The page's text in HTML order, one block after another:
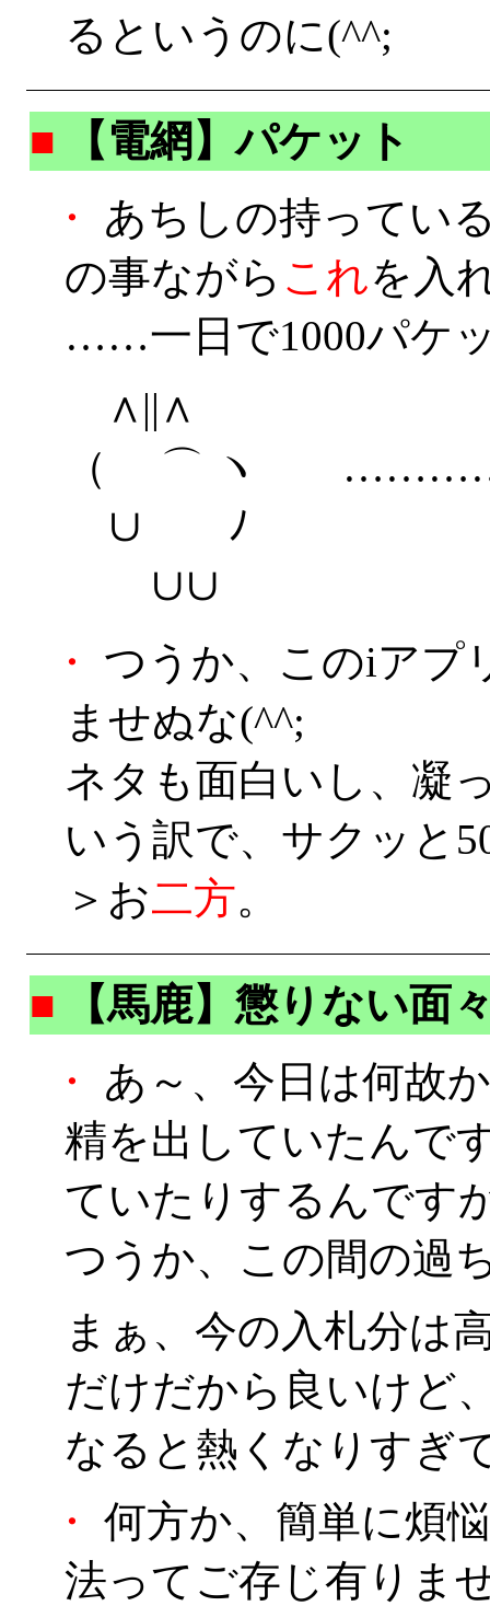
るというのに(^^;
■
【電網】パケット
・
あちしの持ってい
の事ながら これを入
……一日で1000パケ
∧||∧
（ ⌒ ヽ …………
∪ ﾉ
∪∪
・
つうか、このiアプ
ませぬな(^^;
ネタも面白いし、
いう訳で、サクッと
＞お二方。
■
【馬鹿】懲りない面
・
あ～、今日は何故
精を出していたんで
ていたりするんです
つうか、この間の過
まぁ、今の入札分は
だけだから良いけど
なると熱くなりすぎ
・
何方か、簡単に煩
法ってご存じ有りま